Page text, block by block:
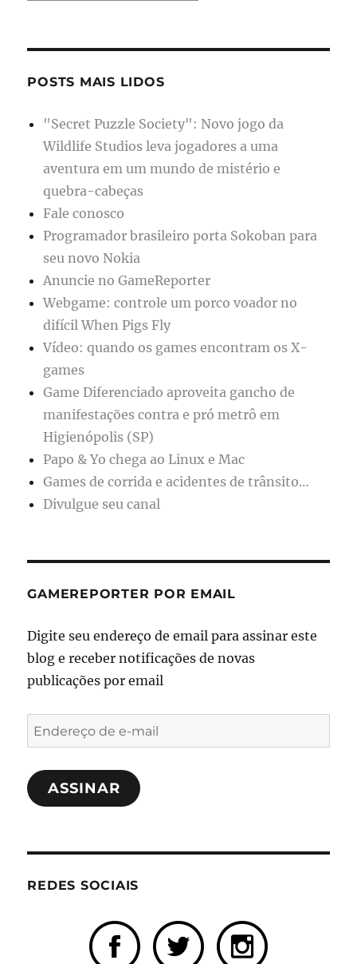
POSTS MAIS LIDOS
"Secret Puzzle Society": Novo jogo da
Wildlife Studios leva jogadores a uma
aventura em um mundo de mistério e
quebra-cabeças
Fale conosco
Programador brasileiro porta Sokoban para
seu novo Nokia
Anuncie no GameReporter
Webgame: controle um porco voador no
difícil When Pigs Fly
Vídeo: quando os games encontram os X-
games
Game Diferenciado aproveita gancho de
manifestações contra e pró metrô em
Higienópolis (SP)
Papo & Yo chega ao Linux e Mac
Games de corrida e acidentes de trânsito…
Divulgue seu canal
GAMEREPORTER POR EMAIL
Digite seu endereço de email para assinar este
blog e receber notificações de novas
publicações por email
Endereço
de
e-
mailASSINAR
REDES SOCIAIS